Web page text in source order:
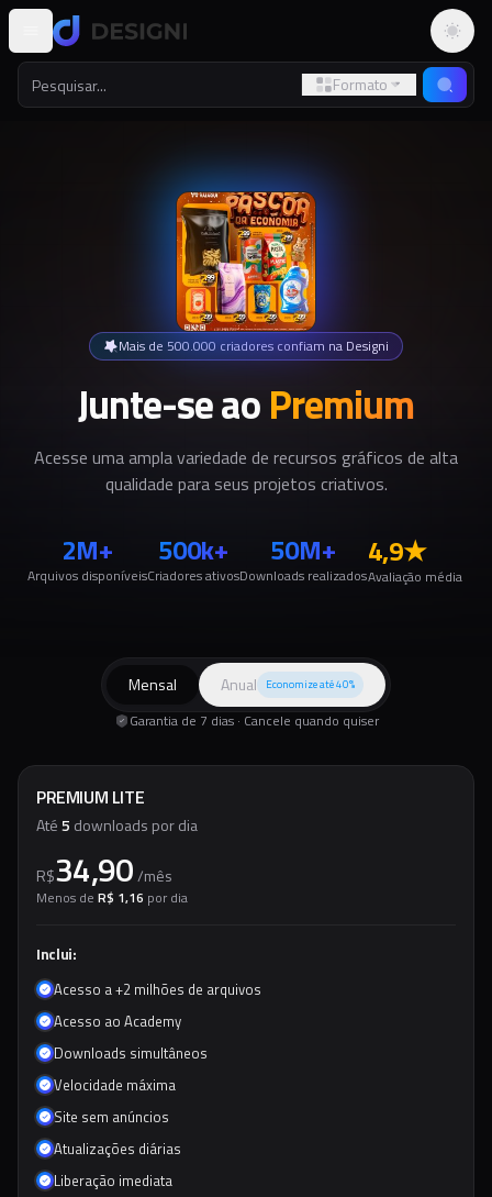
Formato
Mais de 500.000 criadores confiam na Designi
Junte-se aoPremium
Acesse uma ampla variedade de recursos gráficos de alta
qualidade para seus projetos criativos.
2M+
Arquivos disponíveis
500k+
Criadores ativos
50M+
Downloads realizados
4,9★
Avaliação média
Mensal Anual Economize até 40%
Garantia de 7 dias · Cancele quando quiser
PREMIUM LITE
Até5 downloads por dia
R$34,90 /mês
Menos de R$ 1,16 por dia
Inclui:
Acesso a +2 milhões de arquivos
Acesso ao Academy
Downloads simultâneos
Velocidade máxima
Site sem anúncios
Atualizações diárias
Liberação imediata